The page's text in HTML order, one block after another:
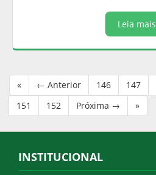
Leia mais
« ← Anterior 146 147
151
152 Próxima → »
INSTITUCIONAL